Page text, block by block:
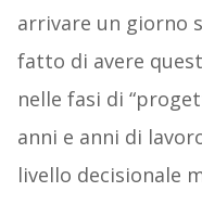
arrivare un giorno
fatto di avere
nelle fasi di
anni e anni di
livello decisionale